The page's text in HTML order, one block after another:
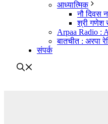
आध्यात्मिक
नौ दिवस
श्री गणेश
Arpaa Radio :
बातचीत : अरपा
संपर्क